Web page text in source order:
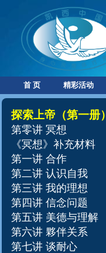
首 页 精彩活动
探索上帝 （第一册）
第零讲 冥想
《冥想》补充材料
第一讲 合作
第二讲 认识自我
第三讲 我的理想
第四讲 信念问题
第五讲 美德与理解
第六讲 夥伴关系
第七讲 谈耐心